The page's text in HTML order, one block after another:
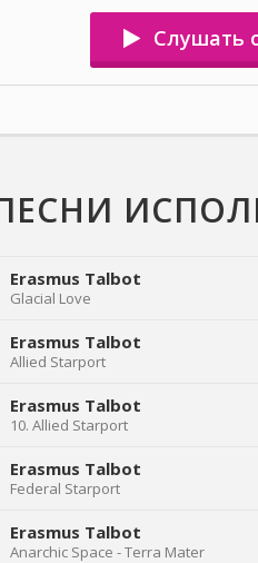
Слушать
Erasmus Talbot
Glacial Love
Erasmus Talbot
Allied Starport
Erasmus Talbot
10. Allied Starport
Erasmus Talbot
Federal Starport
Erasmus Talbot
Anarchic Space - Terra Mater